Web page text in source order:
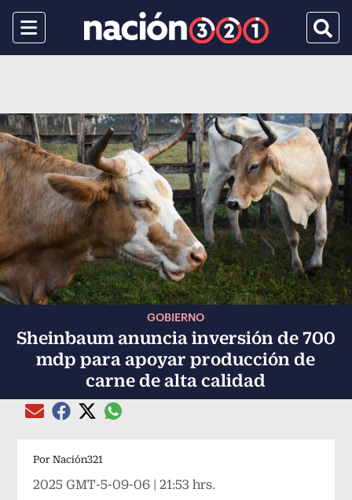
Menu
GOBIERNO
Sheinbaum anuncia inversión de 700
mdp para apoyar producción de
carne de alta calidad
Compartir el artículo actual mediante Email
Compartir el artículo actual mediante Facebook
Compartir el artículo actual mediante Twitter
Compartir el artículo actual mediante
Por Nación321
2025 GMT-5-09-06 | 21:53 hrs.